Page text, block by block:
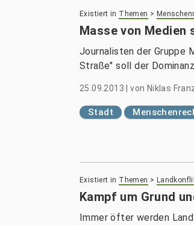
Existiert in Themen >
Masse von
Journalisten der Gruppe
Straße" soll der
25.09.2013 |von Niklas
Stadt
Existiert in Themen >
Kampf um Grund
Immer öfter werden